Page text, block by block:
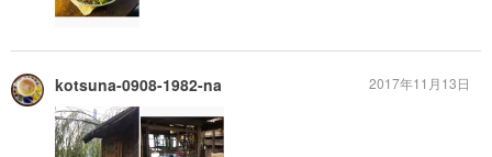
kotsuna-0908-1982-na 2017年11月13日